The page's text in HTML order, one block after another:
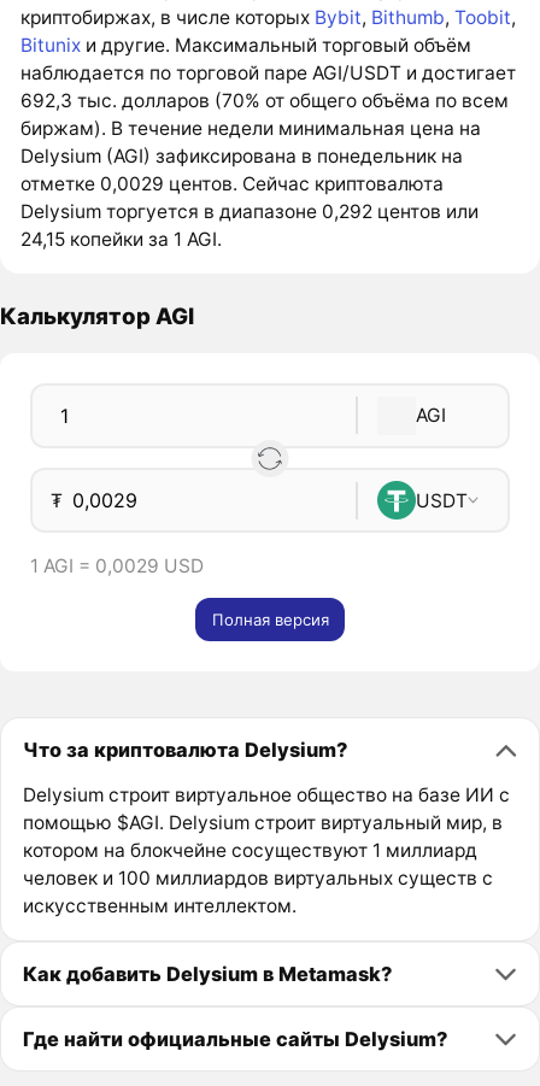
криптобиржах, в числе которых Bybit, Bithumb,Toobit,
Bitunix и другие. Максимальный торговый объём
наблюдается по торговой паре AGI/USDT и достигает
692,3 тыс. долларов (70% от общего объёма по всем
биржам). В течение недели минимальная цена на
Delysium (AGI) зафиксирована в понедельник на
отметке 0,0029 центов. Сейчас криптовалюта
Delysium торгуется в диапазоне 0,292 центов или
24,15 копейки за 1 AGI.
Калькулятор AGI
AGI
₮ USDT
1 AGI = 0,0029 USD
Полная версия
Что за криптовалюта Delysium?
Delysium строит виртуальное общество на базе ИИ с
помощью $AGI. Delysium строит виртуальный мир, в
котором на блокчейне сосуществуют 1 миллиард
человек и 100 миллиардов виртуальных существ с
искусственным интеллектом.
Как добавить Delysium в Metamask?
Где найти официальные сайты Delysium?